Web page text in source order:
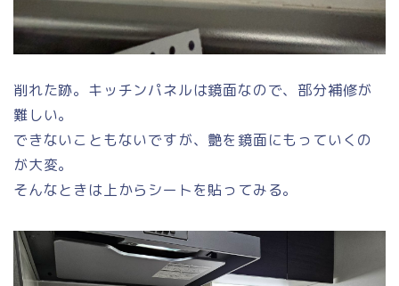
削れた跡。キッチンパネルは鏡面なので、部分補修が
難しい。
できないこともないですが、艶を鏡面にもっていくの
が大変。
そんなときは上からシートを貼ってみる。